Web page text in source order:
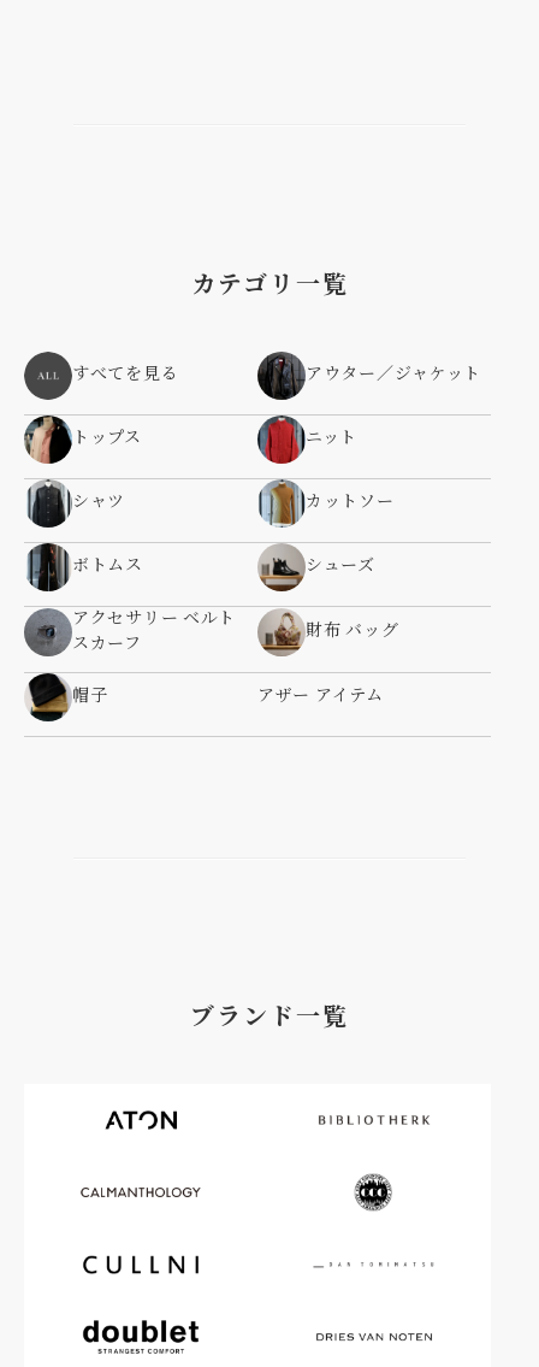
カテゴリ一覧
すべてを見る アウター／ジャケット
トップス ニット
シャツ カットソー
ボトムス シューズ
アクセサリー ベルト
スカーフ
財布 バッグ
帽子 アザー アイテム
ブランド一覧